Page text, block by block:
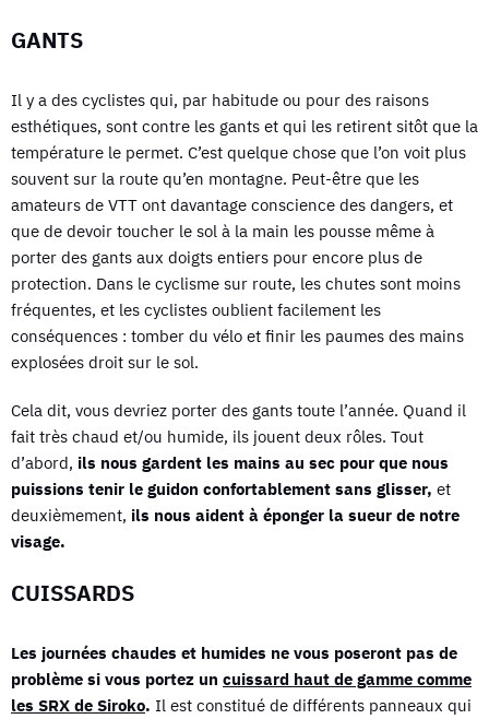
GANTS
Il y a des cyclistes qui, par habitude ou pour des raisons
esthétiques, sont contre les gants et qui les retirent sitôt que la
température le permet. C’est quelque chose que l’on voit plus
souvent sur la route qu’en montagne. Peut-être que les
amateurs de VTT ont davantage conscience des dangers, et
que de devoir toucher le sol à la main les pousse même à
porter des gants aux doigts entiers pour encore plus de
protection. Dans le cyclisme sur route, les chutes sont moins
fréquentes, et les cyclistes oublient facilement les
conséquences : tomber du vélo et finir les paumes des mains
explosées droit sur le sol.
Cela dit, vous devriez porter des gants toute l’année. Quand il
fait très chaud et/ou humide, ils jouent deux rôles. Tout
d’abord, ils nous gardent les mains au sec pour que nous
puissions tenir le guidon confortablement sans glisser, et
deuxièmement, ils nous aident à éponger la sueur de notre
visage.
CUISSARDS
Les journées chaudes et humides ne vous poseront pas de
problème si vous portez un cuissard haut de gamme comme
les SRX de Siroko. Il est constitué de différents panneaux qui